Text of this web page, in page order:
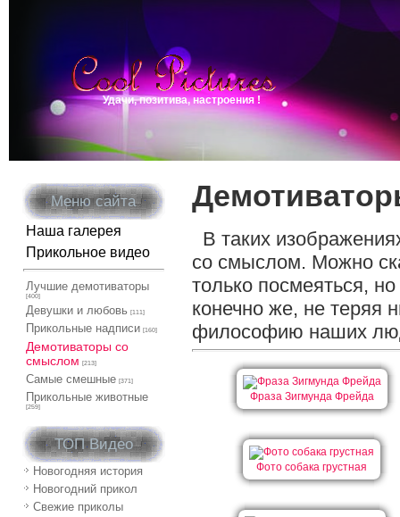
Удачи, позитива, настроения !
Меню сайта
Наша галерея
Прикольное видео
Лучшие демотиваторы
[400]
Девушки и любовь [111]
Прикольные надписи [160]
Демотиваторы со
смыслом
[213]
Самые смешные [371]
Прикольные животные
[259]
ТОП Видео
Новогодняя история
Новогодний прикол
Свежие приколы
В таких
со смыслом. Можно
только посмеяться,
конечно же, не теряя
философию наших
Фраза Зигмунда Фрейда
Фото собака грустная